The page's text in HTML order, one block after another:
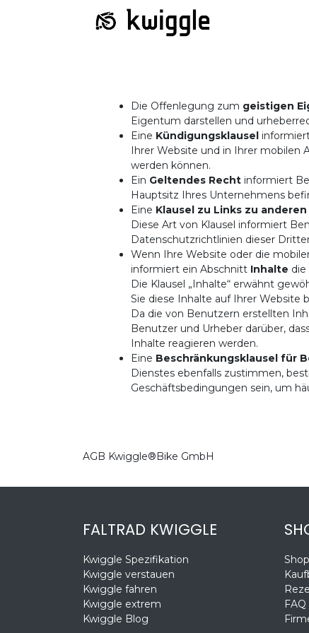
Die Offenlegung zum geistigen
Eigentum darstellen und
Eine Kündigungsklausel
Ihrer Website und in Ihrer mobilen
werden können.
Ein Geltendes Recht informiert
Hauptsitz Ihres Unternehmens
Eine Klausel zu Links zu
Diese Art von Klausel informiert
Datenschutzrichtlinien dieser
Wenn Ihre Website oder die
informiert ein Abschnitt Inhalte
Die Klausel „Inhalte“ erwähnt
Sie diese Inhalte auf Ihrer Website
Da die von Benutzern erstellten
Benutzer und Urheber darüber,
Inhalte reagieren werden.
Eine Beschränkungsklausel für
Dienstes ebenfalls zustimmen,
Geschäftsbedingungen sein, um
AGB Kwiggle®Bike GmbH
FALTRAD KWIGGLE
Kwiggle Spezifikation
Kwiggle verstauen
Kwiggle fahren
Kwiggle extrem
Kwiggle Blog
Shop